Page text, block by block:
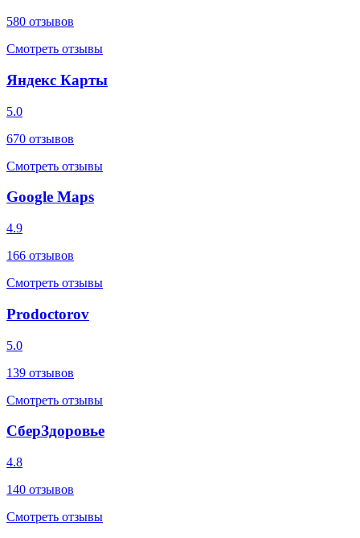
580 отзывов
Смотреть отзывы
Яндекс Карты
5.0
670 отзывов
Смотреть отзывы
Google Maps
4.9
166 отзывов
Смотреть отзывы
Prodoctorov
5.0
139 отзывов
Смотреть отзывы
СберЗдоровье
4.8
140 отзывов
Смотреть отзывы